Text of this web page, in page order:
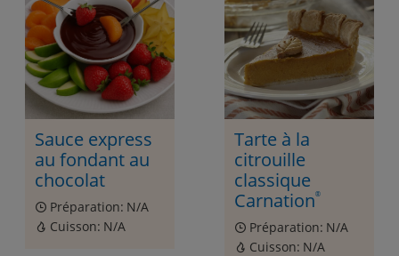
Sauce express
au fondant au
chocolat
Préparation: N/A
Cuisson: N/A
Tarte à la
citrouille
classique
Carnation®
Préparation: N/A
Cuisson: N/A